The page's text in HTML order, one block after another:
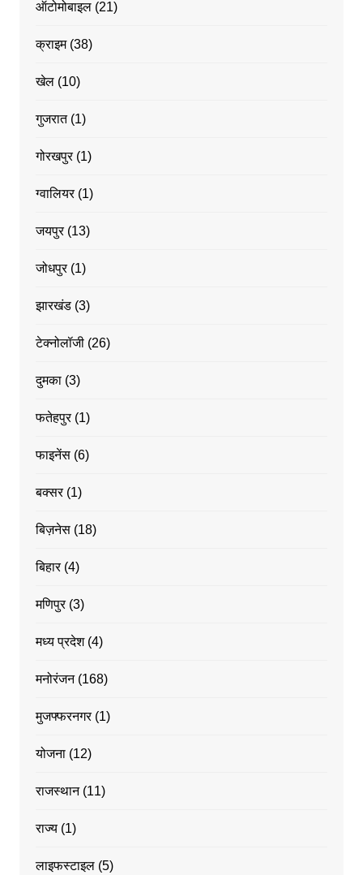
ऑटोमोबाइल(21)
क्राइम(38)
खेल(10)
गुजरात(1)
गोरखपुर(1)
ग्वालियर(1)
जयपुर(13)
जोधपुर(1)
झारखंड(3)
टेक्नोलॉजी(26)
दुमका(3)
फतेहपुर(1)
फाइनेंस(6)
बक्सर(1)
बिज़नेस(18)
बिहार(4)
मणिपुर(3)
मध्य प्रदेश(4)
मनोरंजन(168)
मुजफ्फरनगर(1)
योजना(12)
राजस्थान(11)
राज्य(1)
लाइफस्टाइल(5)